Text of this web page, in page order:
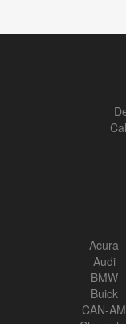
Acura
Audi
BMW
Buick
CAN-AM